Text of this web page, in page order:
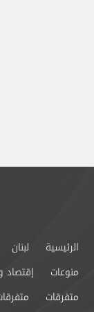
الرئيسية لبنان
منوعات
إقتصاد
متفرقات